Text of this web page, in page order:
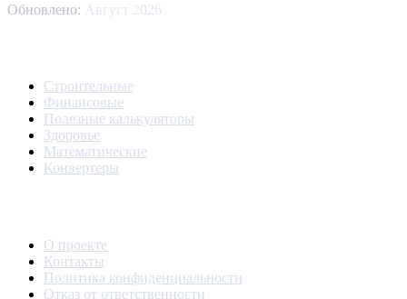
Обновлено: Август 2026
Строительные
Финансовые
Полезные калькуляторы
Здоровье
Математические
Конвертеры
О проекте
Контакты
Политика конфиденциальности
Отказ от ответственности